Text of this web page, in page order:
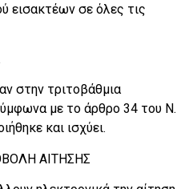
εισακτέων σε όλες τις
στην τριτοβάθμια
με το άρθρο 34 του Ν.
και ισχύει.
ΑΙΤΗΣΗΣ